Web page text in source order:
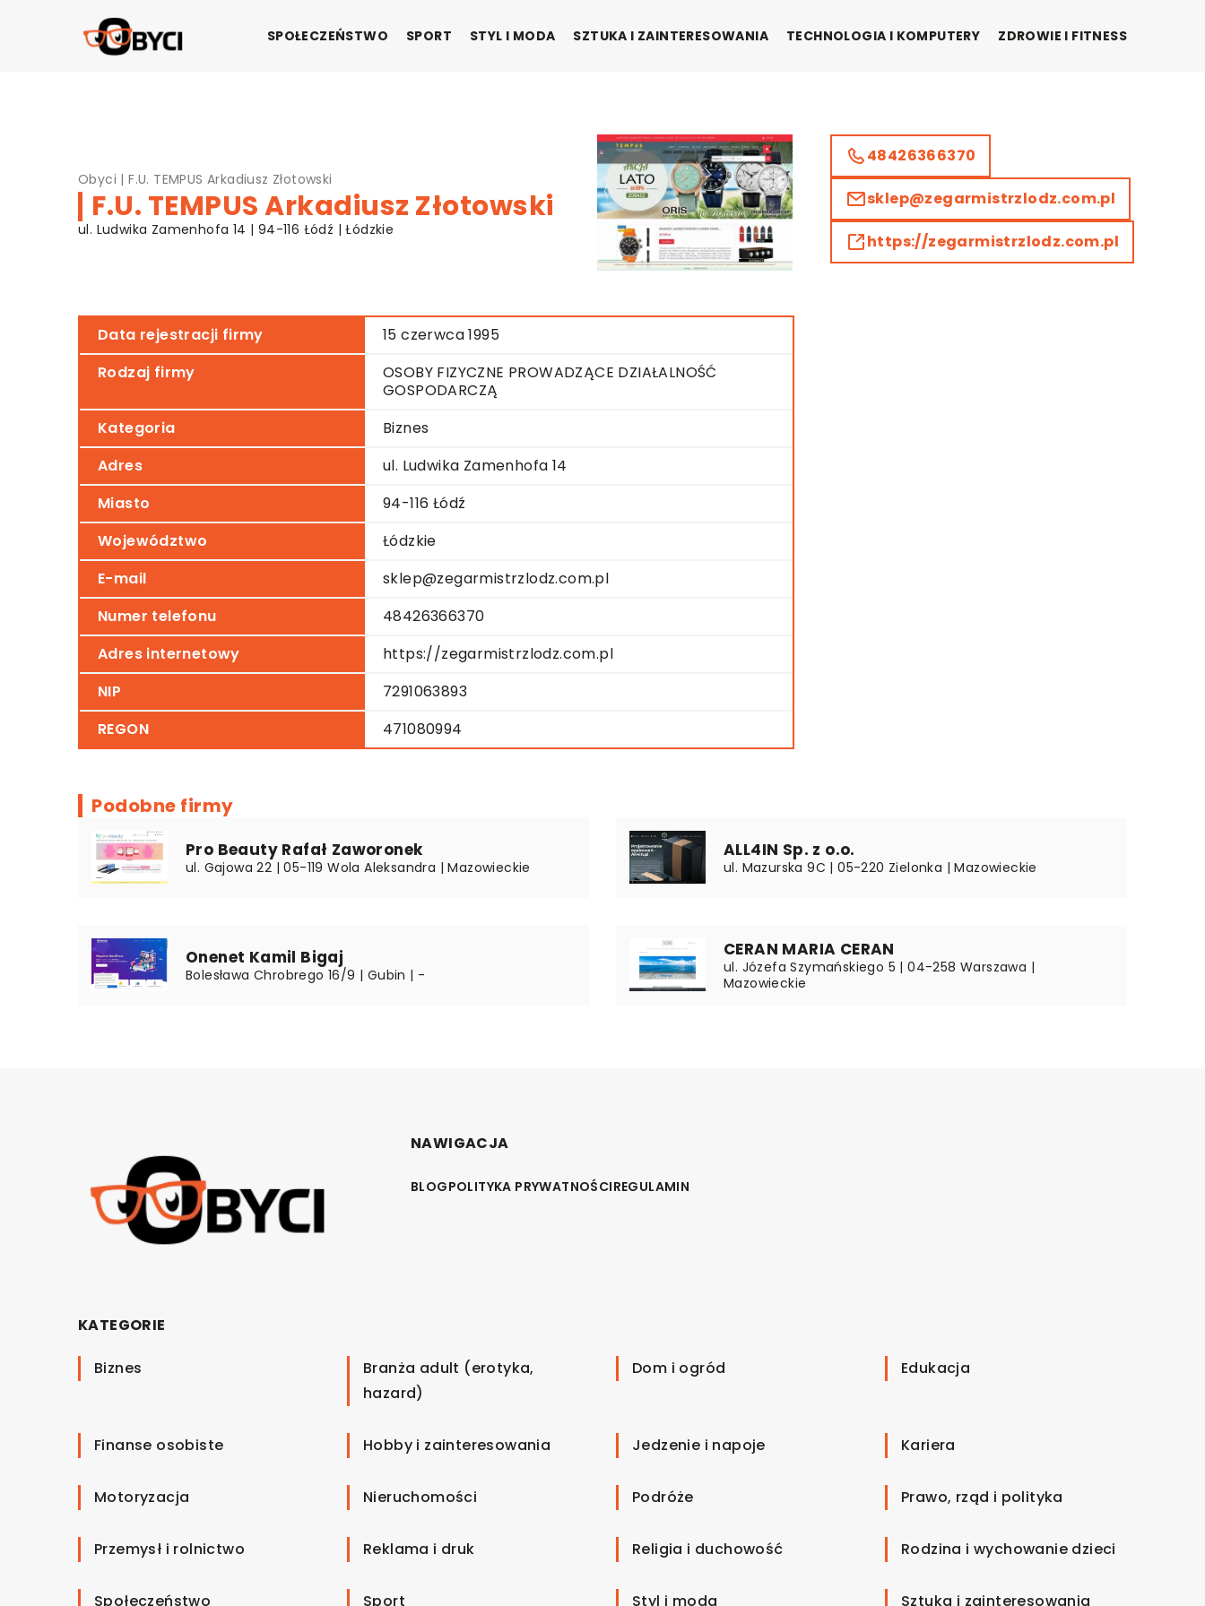
SPOŁECZEŃSTWO SPORT STYL I MODA SZTUKA I ZAINTERESOWANIA TECHNOLOGIA I KOMPUTERY ZDROWIE I FITNESS
Obyci |F.U. TEMPUS Arkadiusz Złotowski
F.U. TEMPUS Arkadiusz Złotowski
ul. Ludwika Zamenhofa 14 | 94-116 Łódź | Łódzkie
Data rejestracji firmy
15 czerwca 1995
Rodzaj firmy
OSOBY FIZYCZNE PROWADZĄCE DZIAŁALNOŚĆ
GOSPODARCZĄ
Kategoria
Biznes
Adres
ul. Ludwika Zamenhofa 14
Miasto
94-116 Łódź
Województwo
Łódzkie
E-mail
sklep@zegarmistrzlodz.com.pl
Numer telefonu
48426366370
Adres internetowy
https://zegarmistrzlodz.com.pl
NIP
7291063893
REGON
471080994
48426366370
sklep@zegarmistrzlodz.com.pl
https://zegarmistrzlodz.com.pl
Podobne firmy
Pro Beauty Rafał Zaworonek
ul. Gajowa 22 | 05-119 Wola Aleksandra | Mazowieckie
ALL4IN Sp. z o.o.
ul. Mazurska 9C | 05-220 Zielonka | Mazowieckie
Onenet Kamil Bigaj
Bolesława Chrobrego 16/9 | Gubin | -
CERAN MARIA CERAN
ul. Józefa Szymańskiego 5 | 04-258 Warszawa |
Mazowieckie
NAWIGACJA
BLOGPOLITYKA PRYWATNOŚCIREGULAMIN
KATEGORIE
Biznes
Branża adult (erotyka,
hazard)
Dom i ogród Edukacja
Finanse osobiste Hobby i zainteresowania Jedzenie i napoje Kariera
Motoryzacja Nieruchomości Podróże Prawo, rząd i polityka
Przemysł i rolnictwo Reklama i druk Religia i duchowość Rodzina i wychowanie dzieci
Społeczeństwo Sport Styl i moda Sztuka i zainteresowania